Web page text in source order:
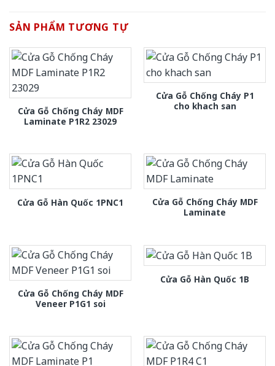
SẢN PHẨM TƯƠNG TỰ
Cửa Gỗ Chống Cháy MDF
Laminate P1R2 23029
Cửa Gỗ Chống Cháy P1
cho khach san
Cửa Gỗ Hàn Quốc 1PNC1
Cửa Gỗ Chống Cháy MDF
Laminate
Cửa Gỗ Chống Cháy MDF
Veneer P1G1 soi
Cửa Gỗ Hàn Quốc 1B